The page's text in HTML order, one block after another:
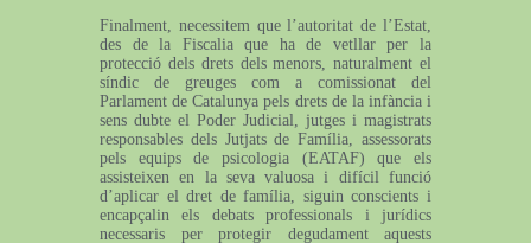
Finalment, necessitem que l’autoritat de l’Estat,
des de la Fiscalia que ha de vetllar per la
protecció dels drets dels menors, naturalment el
síndic de greuges com a comissionat del
Parlament de Catalunya pels drets de la infància i
sens dubte el Poder Judicial, jutges i magistrats
responsables dels Jutjats de Família, assessorats
pels equips de psicologia (EATAF) que els
assisteixen en la seva valuosa i difícil funció
d’aplicar el dret de família, siguin conscients i
encapçalin els debats professionals i jurídics
necessaris per protegir degudament aquests